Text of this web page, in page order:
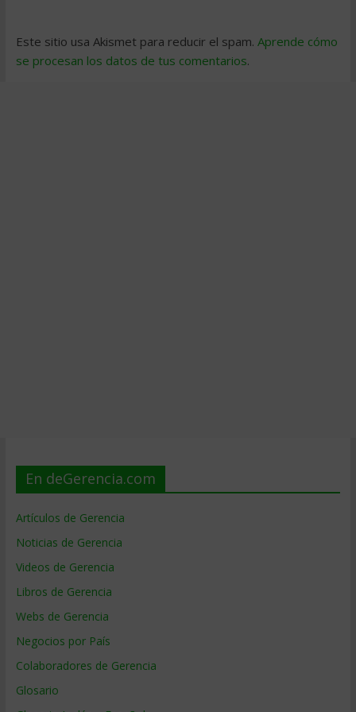
Este sitio usa Akismet para reducir el spam. Aprende cómo
se procesan los datos de tus comentarios.
En deGerencia.com
Artículos de Gerencia
Noticias de Gerencia
Videos de Gerencia
Libros de Gerencia
Webs de Gerencia
Negocios por País
Colaboradores de Gerencia
Glosario